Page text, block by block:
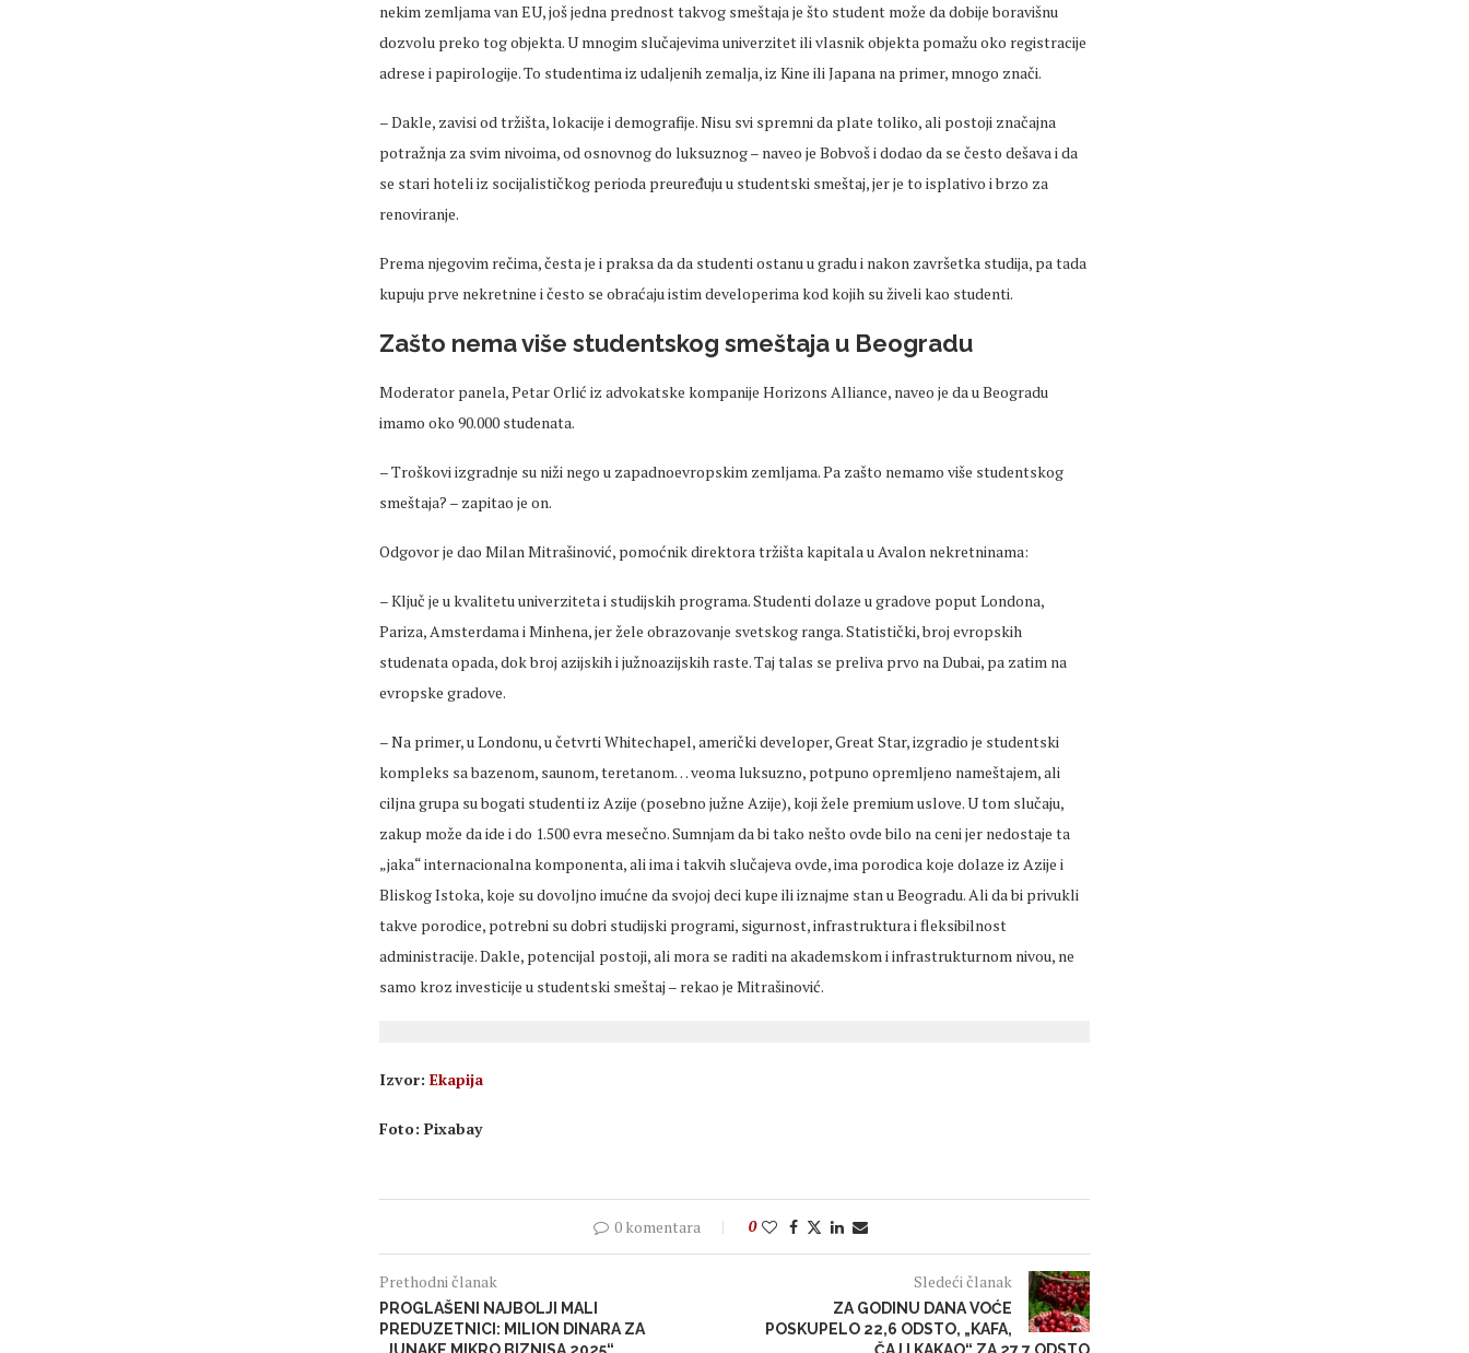
nekim zemljama van EU, još jedna prednost takvog smeštaja je što student može da dobije boravišnu
dozvolu preko tog objekta. U mnogim slučajevima univerzitet ili vlasnik objekta pomažu oko registracije
adrese i papirologije. To studentima iz udaljenih zemalja, iz Kine ili Japana na primer, mnogo znači.
– Dakle, zavisi od tržišta, lokacije i demografije. Nisu svi spremni da plate toliko, ali postoji značajna
potražnja za svim nivoima, od osnovnog do luksuznog – naveo je Bobvoš i dodao da se često dešava i da
se stari hoteli iz socijalističkog perioda preuređuju u studentski smeštaj, jer je to isplativo i brzo za
renoviranje.
Prema njegovim rečima, česta je i praksa da da studenti ostanu u gradu i nakon završetka studija, pa tada
kupuju prve nekretnine i često se obraćaju istim developerima kod kojih su živeli kao studenti.
Zašto nema više studentskog smeštaja u Beogradu
Moderator panela, Petar Orlić iz advokatske kompanije Horizons Alliance, naveo je da u Beogradu
imamo oko 90.000 studenata.
– Troškovi izgradnje su niži nego u zapadnoevropskim zemljama. Pa zašto nemamo više studentskog
smeštaja? – zapitao je on.
Odgovor je dao Milan Mitrašinović, pomoćnik direktora tržišta kapitala u Avalon nekretninama:
– Ključ je u kvalitetu univerziteta i studijskih programa. Studenti dolaze u gradove poput Londona,
Pariza, Amsterdama i Minhena, jer žele obrazovanje svetskog ranga. Statistički, broj evropskih
studenata opada, dok broj azijskih i južnoazijskih raste. Taj talas se preliva prvo na Dubai, pa zatim na
evropske gradove.
– Na primer, u Londonu, u četvrti Whitechapel, američki developer, Great Star, izgradio je studentski
kompleks sa bazenom, saunom, teretanom… veoma luksuzno, potpuno opremljeno nameštajem, ali
ciljna grupa su bogati studenti iz Azije (posebno južne Azije), koji žele premium uslove. U tom slučaju,
zakup može da ide i do 1.500 evra mesečno. Sumnjam da bi tako nešto ovde bilo na ceni jer nedostaje ta
„jaka“ internacionalna komponenta, ali ima i takvih slučajeva ovde, ima porodica koje dolaze iz Azije i
Bliskog Istoka, koje su dovoljno imućne da svojoj deci kupe ili iznajme stan u Beogradu. Ali da bi privukli
takve porodice, potrebni su dobri studijski programi, sigurnost, infrastruktura i fleksibilnost
administracije. Dakle, potencijal postoji, ali mora se raditi na akademskom i infrastrukturnom nivou, ne
samo kroz investicije u studentski smeštaj – rekao je Mitrašinović.
Izvor: Ekapija
Foto: Pixabay
0 komentara 0
Prethodni članak
PROGLAŠENI NAJBOLJI MALI
PREDUZETNICI: MILION DINARA ZA
Sledeći članak
ZA GODINU DANA VOĆE
POSKUPELO 22,6 ODSTO, „KAFA,